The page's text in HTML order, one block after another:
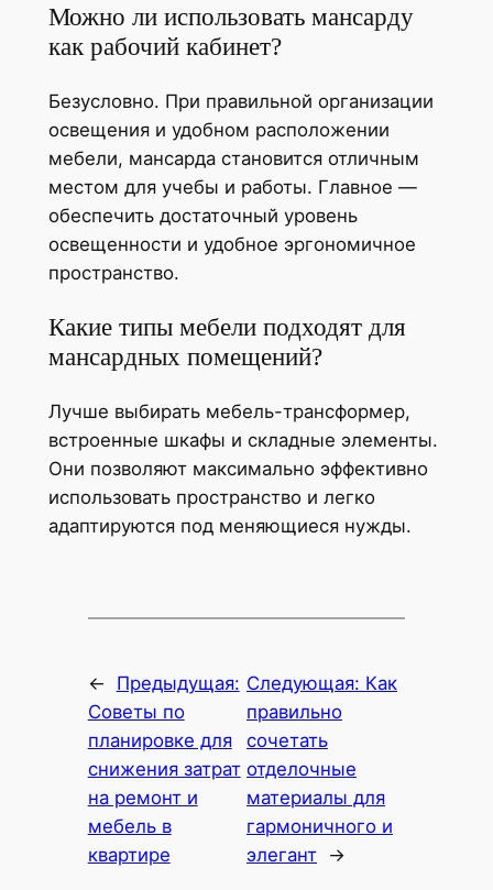
Можно ли использовать мансарду
как рабочий кабинет?
Безусловно. При правильной организации
освещения и удобном расположении
мебели, мансарда становится отличным
местом для учебы и работы. Главное —
обеспечить достаточный уровень
освещенности и удобное эргономичное
пространство.
Какие типы мебели подходят для
мансардных помещений?
Лучше выбирать мебель-трансформер,
встроенные шкафы и складные элементы.
Они позволяют максимально эффективно
использовать пространство и легко
адаптируются под меняющиеся нужды.
←
Предыдущая:
Советы по
планировке для
снижения затрат
на ремонт и
мебель в
квартире
Следующая: Как
правильно
сочетать
отделочные
материалы для
гармоничного и
элегант →